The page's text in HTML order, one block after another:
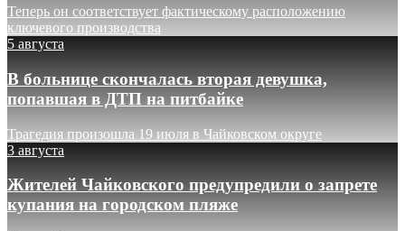
Теперь он соответствует фактическому расположению
ключевого производства
5 августа
В больнице скончалась вторая девушка,
попавшая в ДТП на питбайке
Трагедия произошла 19 июля в Чайковском округе
3 августа
Жителей Чайковского предупредили о запрете
купания на городском пляже